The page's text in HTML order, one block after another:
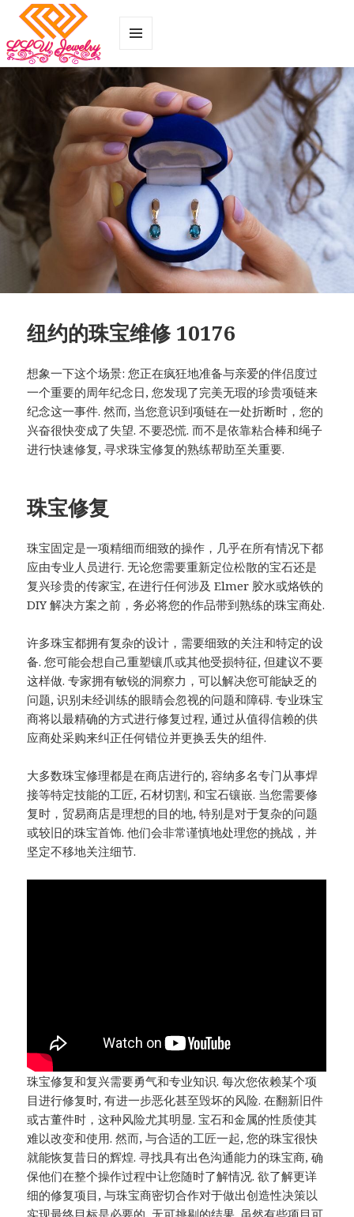
小部件
纽约的珠宝维修 10176
想象一下这个场景: 您正在疯狂地准备与亲爱的伴侣度过
一个重要的周年纪念日, 您发现了完美无瑕的珍贵项链来
纪念这一事件. 然而, 当您意识到项链在一处折断时，您的
兴奋很快变成了失望. 不要恐慌. 而不是依靠粘合棒和绳子
进行快速修复, 寻求珠宝修复的熟练帮助至关重要.
珠宝修复
珠宝固定是一项精细而细致的操作，几乎在所有情况下都
应由专业人员进行. 无论您需要重新定位松散的宝石还是
复兴珍贵的传家宝, 在进行任何涉及 Elmer 胶水或烙铁的
DIY 解决方案之前，务必将您的作品带到熟练的珠宝商处.
许多珠宝都拥有复杂的设计，需要细致的关注和特定的设
备. 您可能会想自己重塑镶爪或其他受损特征, 但建议不要
这样做. 专家拥有敏锐的洞察力，可以解决您可能缺乏的
问题, 识别未经训练的眼睛会忽视的问题和障碍. 专业珠宝
商将以最精确的方式进行修复过程, 通过从值得信赖的供
应商处采购来纠正任何错位并更换丢失的组件.
大多数珠宝修理都是在商店进行的, 容纳多名专门从事焊
接等特定技能的工匠, 石材切割, 和宝石镶嵌. 当您需要修
复时，贸易商店是理想的目的地, 特别是对于复杂的问题
或较旧的珠宝首饰. 他们会非常谨慎地处理您的挑战，并
坚定不移地关注细节.
珠宝修复和复兴需要勇气和专业知识. 每次您依赖某个项
目进行修复时, 有进一步恶化甚至毁坏的风险. 在翻新旧件
或古董件时，这种风险尤其明显. 宝石和金属的性质使其
难以改变和使用. 然而, 与合适的工匠一起, 您的珠宝很快
就能恢复昔日的辉煌. 寻找具有出色沟通能力的珠宝商, 确
保他们在整个操作过程中让您随时了解情况. 欲了解更详
细的修复项目, 与珠宝商密切合作对于做出创造性决策以
实现最终目标是必要的, 无可挑剔的结果. 虽然有些项目可